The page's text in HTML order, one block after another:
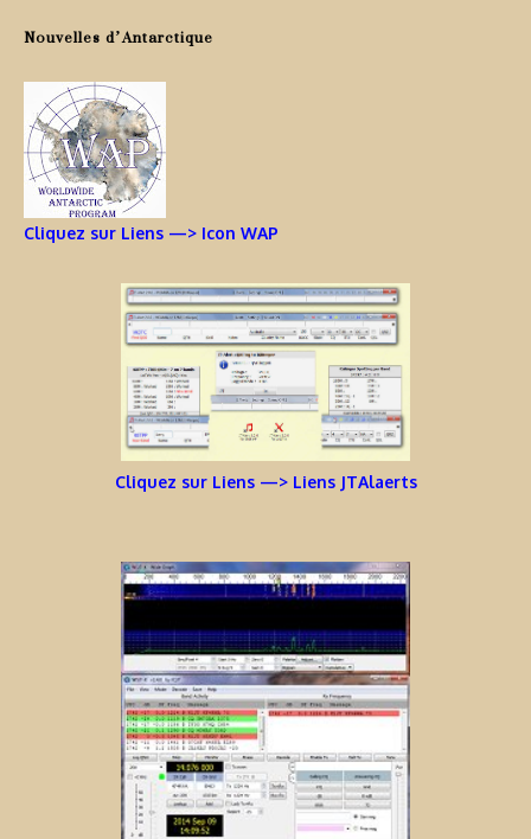
Nouvelles d’Antarctique
Cliquez sur Liens —> Icon WAP
Cliquez sur Liens —> Liens JTAlaerts